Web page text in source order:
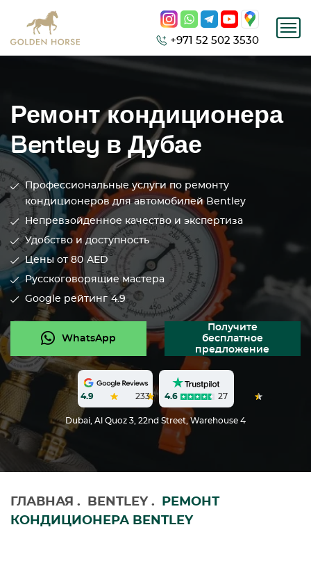
+971 52 502 3530
Ремонт кондиционера
Bentley в Дубае
Профессиональные услуги по ремонту
кондиционеров для автомобилей Bentley
Непревзойденное качество и экспертиза
Удобство и доступность
Цены от 80 AED
Русскоговорящие мастера
Google рейтинг 4.9
WhatsApp
Получите
бесплатное
предложение
4.9 233 4.6 27
Dubai, Al Quoz 3, 22nd Street, Warehouse 4
ГЛАВНАЯ . BENTLEY .
РЕМОНТ
КОНДИЦИОНЕРА BENTLEY